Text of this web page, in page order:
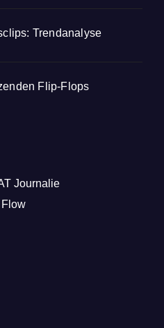
Trendanalyse
Flip-Flops
Journalie